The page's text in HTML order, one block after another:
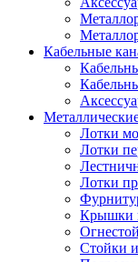
Кабельные
Лотки
Лотки
Лотки
Крышки
Стойки